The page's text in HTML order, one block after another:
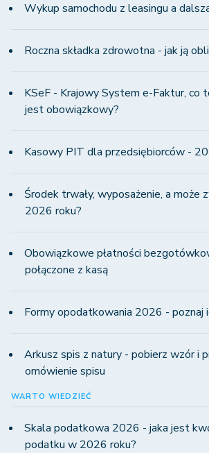
Wykup samochodu z leasingu a
Roczna składka zdrowotna - jak ją
KSeF - Krajowy System e-Faktur, co
jest obowiązkowy?
Kasowy PIT dla przedsiębiorców -
Środek trwały, wyposażenie, a może
2026 roku?
Obowiązkowe płatności
połączone z kasą
Formy opodatkowania 2026 - poznaj
Arkusz spis z natury - pobierz wzór i
omówienie spisu
WARTO WIEDZIEĆ
Skala podatkowa 2026 - jaka jest
podatku w 2026 roku?